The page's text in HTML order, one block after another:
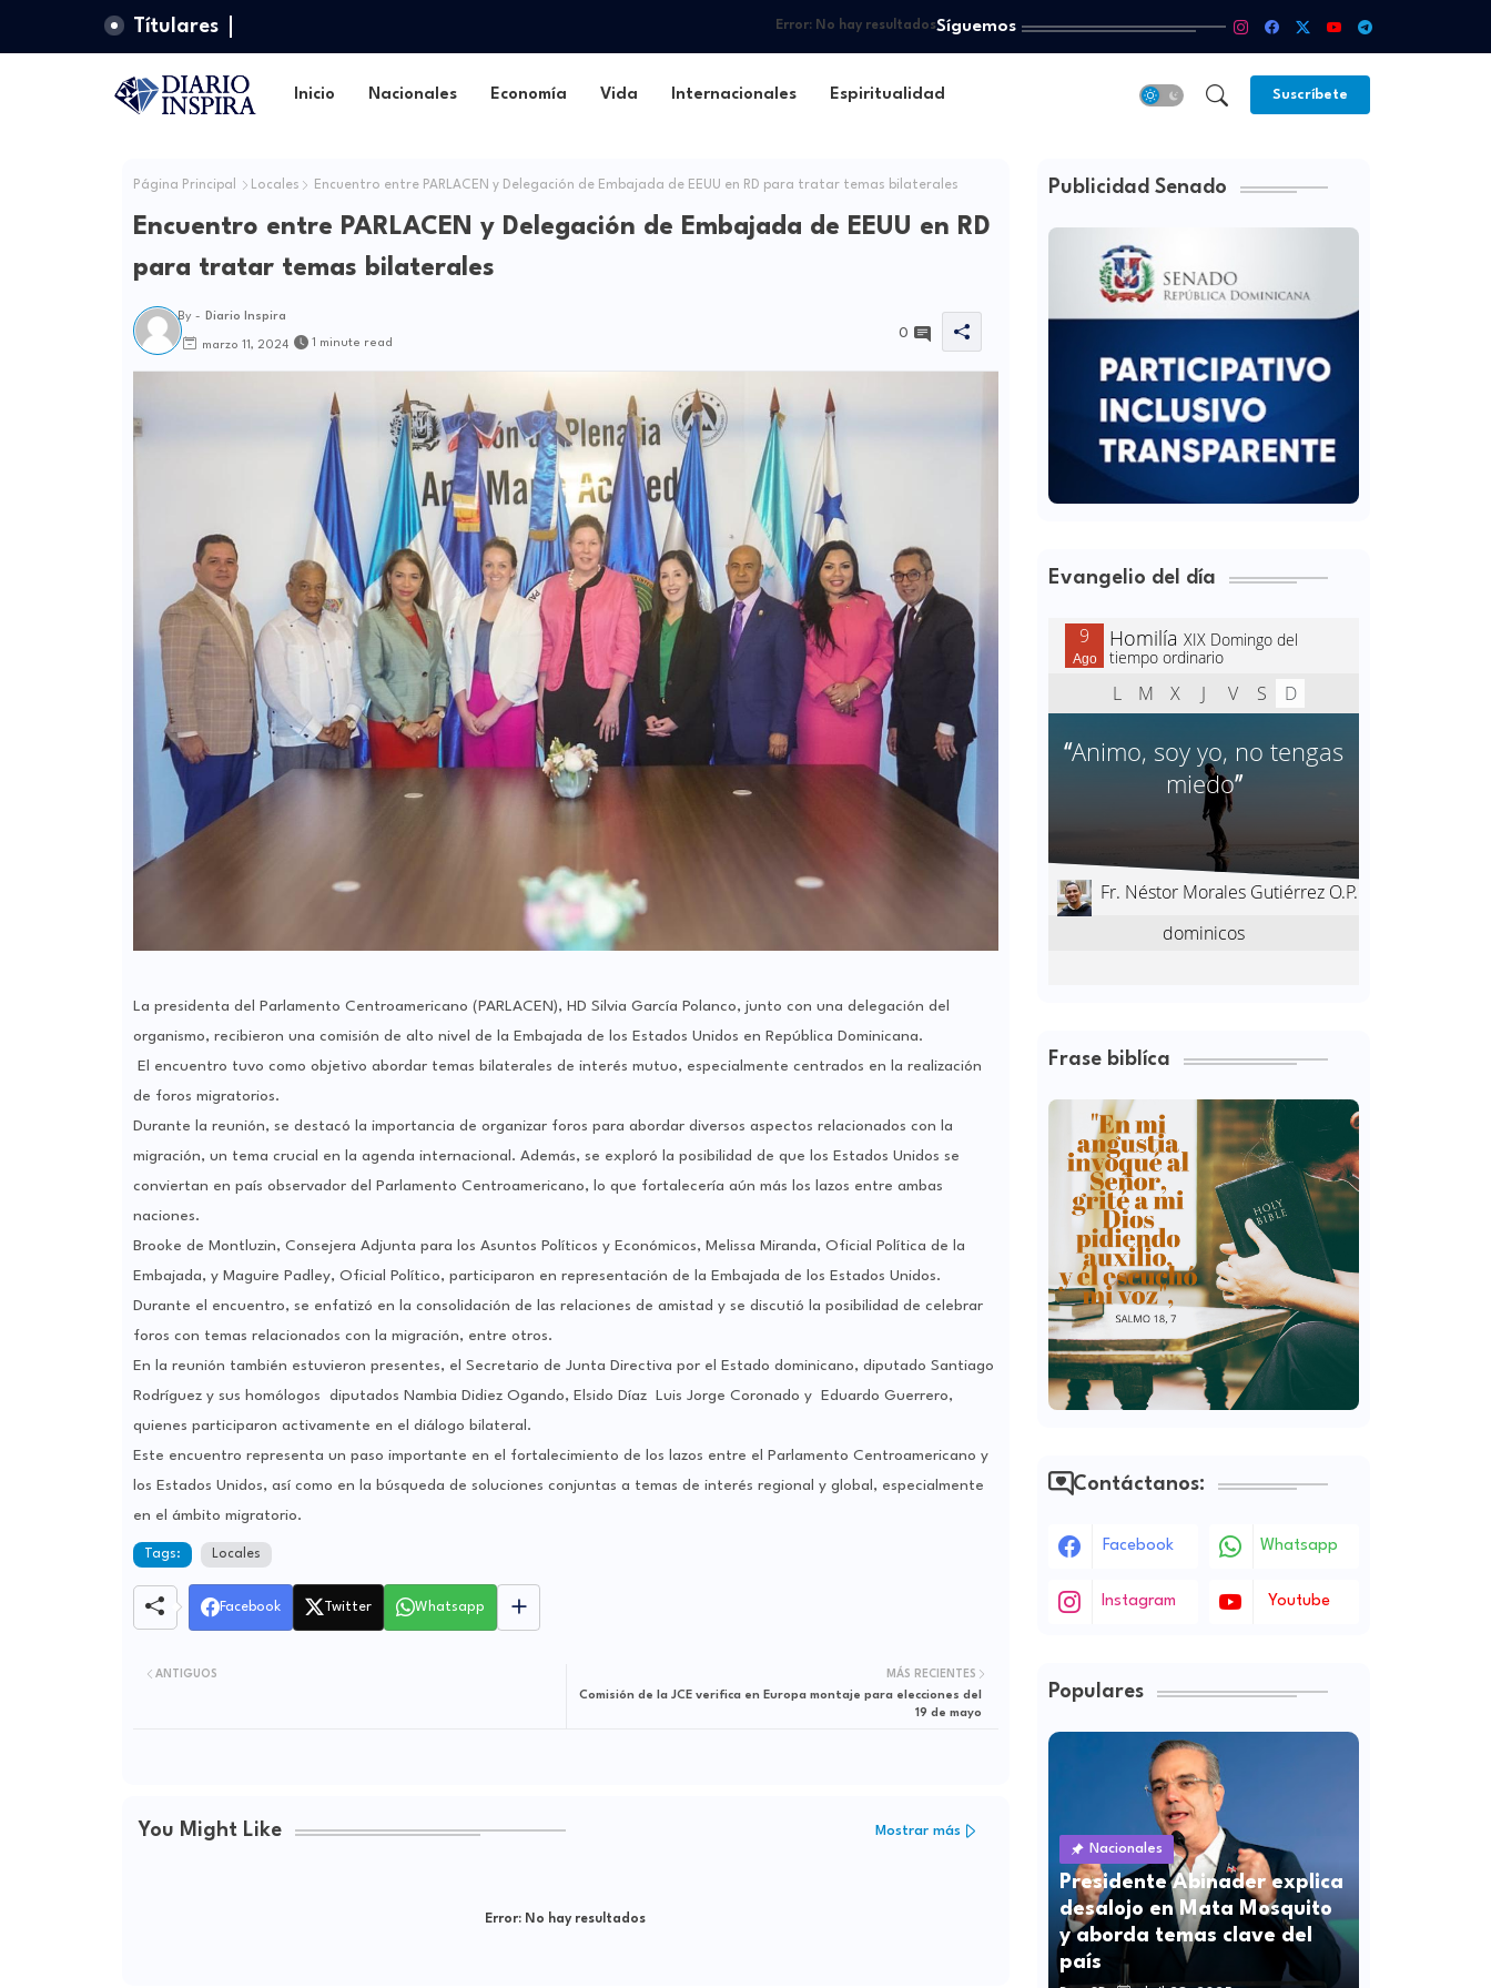
Títulares Error:No hay resultadosSíguemos
Inicio Nacionales Economía Vida Internacionales Espiritualidad Suscríbete
Página Principal Locales Encuentro entre PARLACEN y Delegación de Embajada de EEUU en RD para tratar temas bilaterales
Encuentro entre PARLACEN y Delegación de Embajada de EEUU en RD
para tratar temas bilaterales
By - Diario Inspira
marzo 11, 2024 1 minute read
0
La presidenta del Parlamento Centroamericano (PARLACEN), HD Silvia García Polanco, junto con una delegación del
organismo, recibieron una comisión de alto nivel de la Embajada de los Estados Unidos en República Dominicana.
El encuentro tuvo como objetivo abordar temas bilaterales de interés mutuo, especialmente centrados en la realización
de foros migratorios.
Durante la reunión, se destacó la importancia de organizar foros para abordar diversos aspectos relacionados con la
migración, un tema crucial en la agenda internacional. Además, se exploró la posibilidad de que los Estados Unidos se
conviertan en país observador del Parlamento Centroamericano, lo que fortalecería aún más los lazos entre ambas
naciones.
Brooke de Montluzin, Consejera Adjunta para los Asuntos Políticos y Económicos, Melissa Miranda, Oficial Política de la
Embajada, y Maguire Padley, Oficial Político, participaron en representación de la Embajada de los Estados Unidos.
Durante el encuentro, se enfatizó en la consolidación de las relaciones de amistad y se discutió la posibilidad de celebrar
foros con temas relacionados con la migración, entre otros.
En la reunión también estuvieron presentes, el Secretario de Junta Directiva por el Estado dominicano, diputado Santiago
Rodríguez y sus homólogos diputados Nambia Didiez Ogando, Elsido Díaz Luis Jorge Coronado y Eduardo Guerrero,
quienes participaron activamente en el diálogo bilateral.
Este encuentro representa un paso importante en el fortalecimiento de los lazos entre el Parlamento Centroamericano y
los Estados Unidos, así como en la búsqueda de soluciones conjuntas a temas de interés regional y global, especialmente
en el ámbito migratorio.
Tags: Locales
Facebook Twitter Whatsapp
MÁS RECIENTES
Comisión de la JCE verifica en Europa montaje para elecciones del
19 de mayo
ANTIGUOS
You Might Like Mostrar más
Error: No hay resultados
Publicidad Senado
Evangelio del día
Frase biblíca
Contáctanos:
Facebook Whatsapp
Instagram Youtube
Populares
Nacionales
Presidente Abinader explica
desalojo en Mata Mosquito
y aborda temas clave del
país